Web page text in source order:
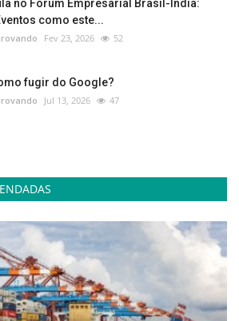
no Fórum Empresarial Brasil-Índia:
como este...
Fev 23, 2026 52
fugir do Google?
Jul 13, 2026 47